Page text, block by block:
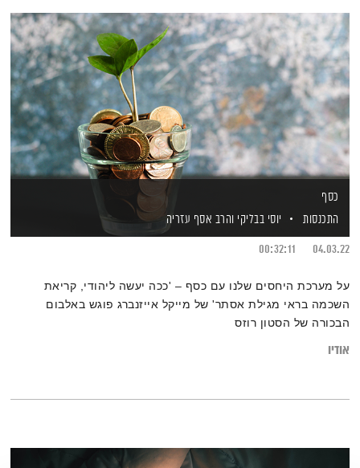
כסף
התכנסות
יוסי בבליקי והרב אסף עזריה
04.03.22
00:32:11
על מערכת היחסים שלנו עם כסף – 'ככה יעשה ליהודי, קריאת
השכמה בראי מגילת אסתר' של מייקל אייזנברג פוגש באלבום
הבכורה של הסטון רוזס
אודיו